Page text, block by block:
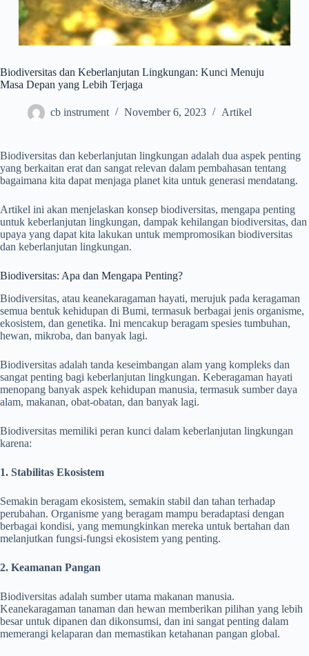
Biodiversitas dan Keberlanjutan Lingkungan: Kunci Menuju
Masa Depan yang Lebih Terjaga
cb instrument November 6, 2023 Artikel
Biodiversitas dan keberlanjutan lingkungan adalah dua aspek penting
yang berkaitan erat dan sangat relevan dalam pembahasan tentang
bagaimana kita dapat menjaga planet kita untuk generasi mendatang.
Artikel ini akan menjelaskan konsep biodiversitas, mengapa penting
untuk keberlanjutan lingkungan, dampak kehilangan biodiversitas, dan
upaya yang dapat kita lakukan untuk mempromosikan biodiversitas
dan keberlanjutan lingkungan.
Biodiversitas: Apa dan Mengapa Penting?
Biodiversitas, atau keanekaragaman hayati, merujuk pada keragaman
semua bentuk kehidupan di Bumi, termasuk berbagai jenis organisme,
ekosistem, dan genetika. Ini mencakup beragam spesies tumbuhan,
hewan, mikroba, dan banyak lagi.
Biodiversitas adalah tanda keseimbangan alam yang kompleks dan
sangat penting bagi keberlanjutan lingkungan. Keberagaman hayati
menopang banyak aspek kehidupan manusia, termasuk sumber daya
alam, makanan, obat-obatan, dan banyak lagi.
Biodiversitas memiliki peran kunci dalam keberlanjutan lingkungan
karena:
1. Stabilitas Ekosistem
Semakin beragam ekosistem, semakin stabil dan tahan terhadap
perubahan. Organisme yang beragam mampu beradaptasi dengan
berbagai kondisi, yang memungkinkan mereka untuk bertahan dan
melanjutkan fungsi-fungsi ekosistem yang penting.
2. Keamanan Pangan
Biodiversitas adalah sumber utama makanan manusia.
Keanekaragaman tanaman dan hewan memberikan pilihan yang lebih
besar untuk dipanen dan dikonsumsi, dan ini sangat penting dalam
memerangi kelaparan dan memastikan ketahanan pangan global.